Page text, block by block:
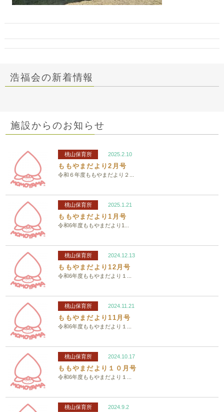
浩福会の新着情報
施設からのお知らせ
桃山保育所 2025.2.10
ももやまだより2月号
令和６年度ももやまだより２...
桃山保育所 2025.1.21
ももやまだより1月号
令和6年度ももやまだより1...
桃山保育所 2024.12.13
ももやまだより12月号
令和6年度ももやまだより１...
桃山保育所 2024.11.21
ももやまだより11月号
令和6年度ももやまだより１...
桃山保育所 2024.10.17
ももやまだより１０月号
令和6年度ももやまだより１...
桃山保育所 2024.9.2